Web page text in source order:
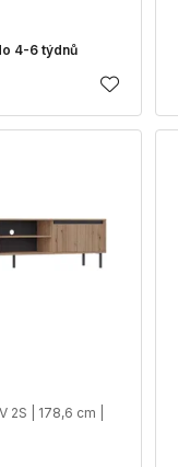
4-6 týdnů
2S | 178,6 cm |